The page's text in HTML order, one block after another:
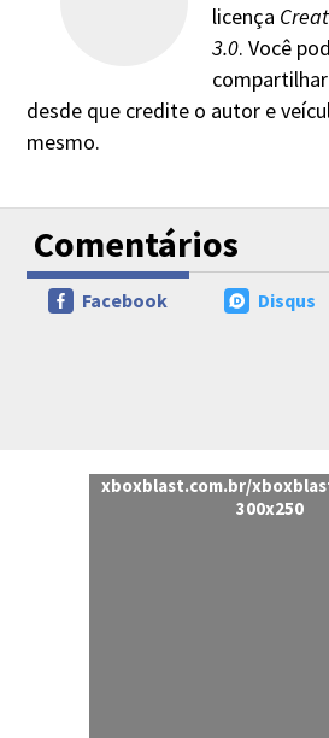
licença
3.0. Você
desde que credite o autor e
mesmo.
Comentários
Disqus
Facebook
xboxblast.com.br/
300x250